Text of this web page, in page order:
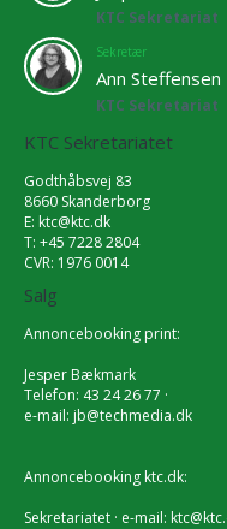
KTC Sekretariat
Sekretær
Ann Steffensen
KTC Sekretariat
KTC Sekretariatet
Godthåbsvej 83
8660 Skanderborg
E: ktc@ktc.dk
T: +45 7228 2804
CVR: 1976 0014
Salg
Annoncebooking print:
Jesper Bækmark
Telefon: 43 24 26 77 ·
e-mail: jb@techmedia.dk
Annoncebooking ktc.dk:
Sekretariatet · e-mail: